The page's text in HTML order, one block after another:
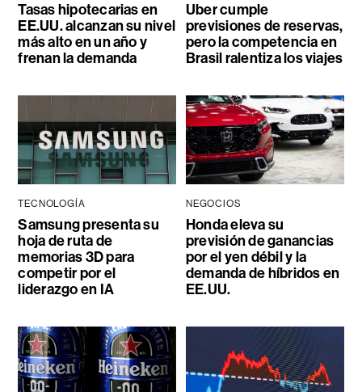
Tasas hipotecarias en
EE.UU. alcanzan su nivel
más alto en un año y
frenan la demanda
Uber cumple
previsiones de reservas,
pero la competencia en
Brasil ralentiza los viajes
TECNOLOGÍA
Samsung presenta su
hoja de ruta de
memorias 3D para
competir por el
liderazgo en IA
NEGOCIOS
Honda eleva su
previsión de ganancias
por el yen débil y la
demanda de híbridos en
EE.UU.